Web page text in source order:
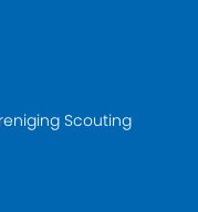
Scouting